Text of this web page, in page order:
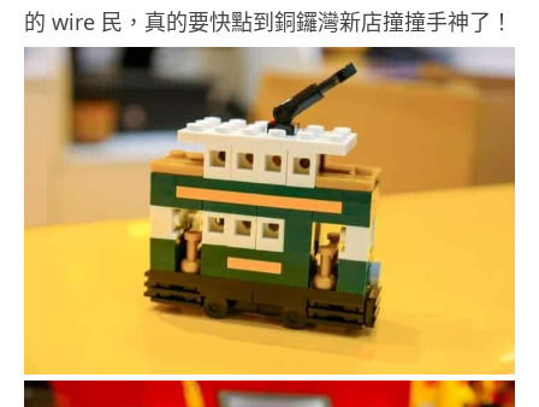
的 wire 民，真的要快點到銅鑼灣新店撞撞手神了！